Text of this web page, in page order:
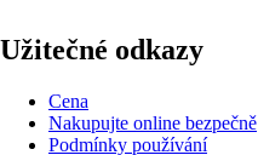
Užitečné odkazy
Cena
Nakupujte online bezpečně
Podmínky používání